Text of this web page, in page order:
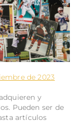
de 2023
y
Pueden ser de
artículos